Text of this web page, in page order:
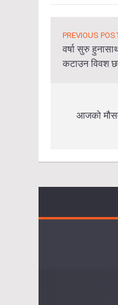
PREVIOUS
वर्षा सुरु
कटाउन विवश
आजको मौसम